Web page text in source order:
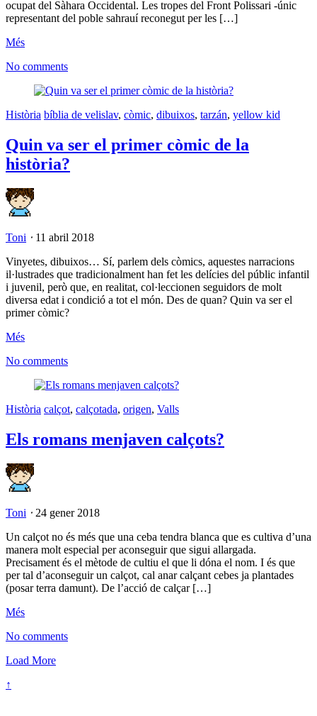
ocupat del Sàhara Occidental. Les tropes del Front Polissari -únic
representant del poble sahrauí reconegut per les […]
Més
No comments
Història bíblia de velislav, còmic, dibuixos, tarzán, yellow kid
Quin va ser el primer còmic de la
història?
Toni ⋅ 11 abril 2018
Vinyetes, dibuixos… Sí, parlem dels còmics, aquestes narracions
il·lustrades que tradicionalment han fet les delícies del públic infantil
i juvenil, però que, en realitat, col·leccionen seguidors de molt
diversa edat i condició a tot el món. Des de quan? Quin va ser el
primer còmic?
Més
No comments
Història calçot, calçotada, origen, Valls
Els romans menjaven calçots?
Toni ⋅ 24 gener 2018
Un calçot no és més que una ceba tendra blanca que es cultiva d’una
manera molt especial per aconseguir que sigui allargada.
Precisament és el mètode de cultiu el que li dóna el nom. I és que
per tal d’aconseguir un calçot, cal anar calçant cebes ja plantades
(posar terra damunt). De l’acció de calçar […]
Més
No comments
Load More
↑